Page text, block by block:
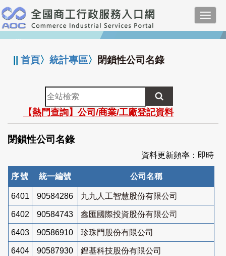
跳
到
主
要
:::
||首頁〉統計專區〉 閉鎖性公司名錄
全
站
檢
索
【熱門查詢】公司/商業/工廠登記資料
閉鎖性公司名錄
資料更新頻率：即時
序號 統一編號 公司名稱
6401 90584286 九九人工智慧股份有限公司
6402 90584743 鑫匯國際投資股份有限公司
6403 90586910 珍珠門股份有限公司
6404 90587930 鋰基科技股份有限公司